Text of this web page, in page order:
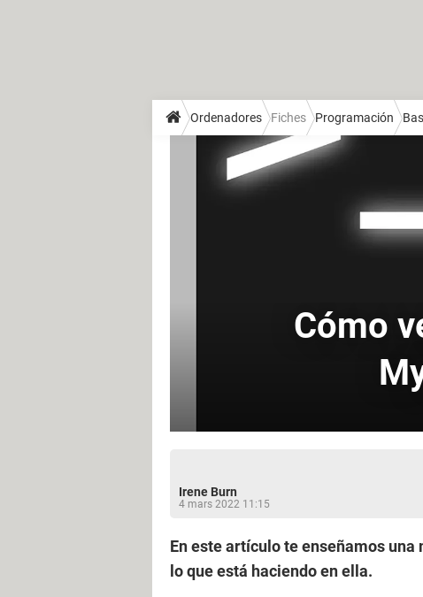
Ordenadores Fiches Programación
Cómo
Irene Burn
4 mars 2022 11:15
En este artículo te enseñamos una
lo que está haciendo en ella.